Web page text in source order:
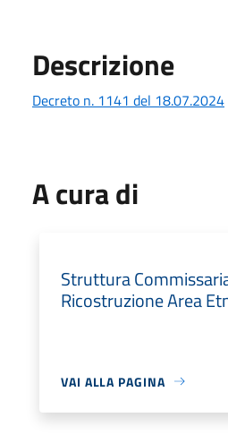
Descrizione
Decreto n. 1141 del 18.07.2024
A cura di
Struttura
Ricostruzione Area
VAI ALLA PAGINA